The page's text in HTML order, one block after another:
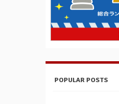
POPULAR POSTS